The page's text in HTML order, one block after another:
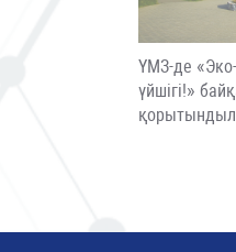
ҮМЗ-де
үйшігі!»